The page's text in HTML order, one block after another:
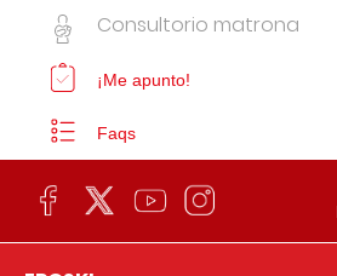
Consultorio matrona
¡Me apunto!
Faqs